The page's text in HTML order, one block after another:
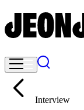
Interview